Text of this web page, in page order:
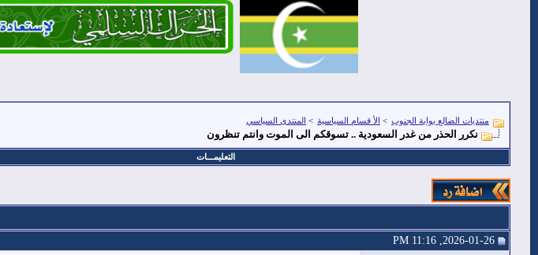
منتديات الضالع بوابة الجنوب > الأ قسام السياسية > المنتدى السياسي
نكرر الحذر من غدر السعودية .. تسوقكم الى الموت وانتم تنظرون
التعليمـــات